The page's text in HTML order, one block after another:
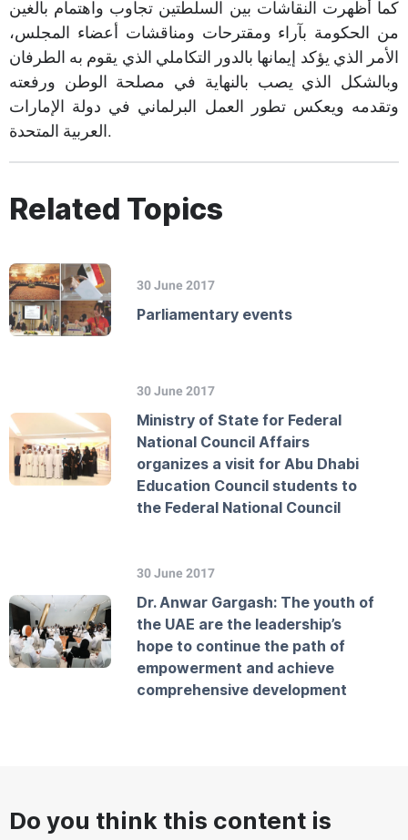
كما أظهرت النقاشات بين السلطتين تجاوب واهتمام بالغين
من الحكومة بآراء ومقترحات ومناقشات أعضاء المجلس،
الأمر الذي يؤكد إيمانها بالدور التكاملي الذي يقوم به الطرفان
وبالشكل الذي يصب بالنهاية في مصلحة الوطن ورفعته
وتقدمه ويعكس تطور العمل البرلماني في دولة الإمارات
العربية المتحدة.​
Related Topics
30 June 2017
Parliamentary events
30 June 2017
Ministry of State for Federal
National Council Affairs
organizes a visit for Abu Dhabi
Education Council students to
the Federal National Council
30 June 2017
Dr. Anwar Gargash: The youth of
the UAE are the leadership’s
hope to continue the path of
empowerment and achieve
comprehensive development
Do you think this content is